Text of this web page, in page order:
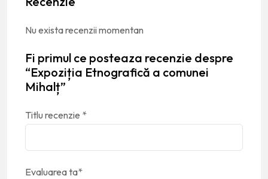
Nu exista recenzii momentan
Fi primul ce posteaza recenzie despre
“Expoziția Etnografică a comunei
Mihalț”
Titlu recenzie *
Evaluarea ta*